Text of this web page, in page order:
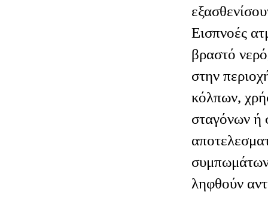
Εισπνοές
βραστό
στην
κόλπων,
σταγόνων ή
ληφθούν